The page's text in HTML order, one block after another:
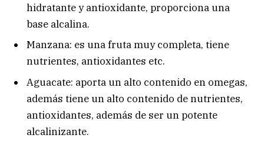
hidratante y antioxidante, proporciona una
base alcalina.
Manzana: es una fruta muy completa, tiene
nutrientes, antioxidantes etc.
Aguacate: aporta un alto contenido en omegas,
además tiene un alto contenido de nutrientes,
antioxidantes, además de ser un potente
alcalinizante.